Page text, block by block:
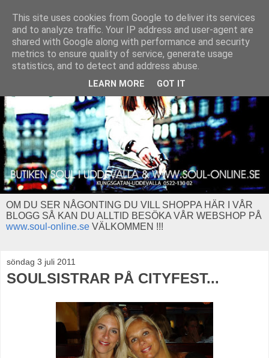
OM DU SER NÅGONTING DU VILL SHOPPA HÄR I VÅR
BLOGG SÅ KAN DU ALLTID BESÖKA VÅR WEBSHOP PÅ
www.soul-online.se VÄLKOMMEN !!!
söndag 3 juli 2011
SOULSISTRAR PÅ CITYFEST...
This site uses cookies from Google to deliver its services
and to analyze traffic. Your IP address and user-agent are
shared with Google along with performance and security
metrics to ensure quality of service, generate usage
statistics, and to detect and address abuse.
LEARN MORE GOT IT